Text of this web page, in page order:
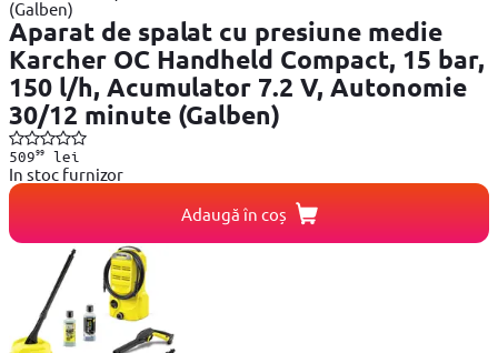
Aparat de spalat cu presiune medie
Karcher OC Handheld Compact, 15 bar,
150 l/h, Acumulator 7.2 V, Autonomie
30/12 minute (Galben)
50999lei
In stoc furnizor
Adaugă în coș